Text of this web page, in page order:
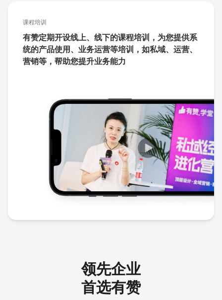
课程培训
有赞定期开设线上、线下的课程培训，为您提供系
统的产品使用、业务运营等培训，如私域、运营、
营销等，帮助您提升业务能力
领先企业
首选有赞